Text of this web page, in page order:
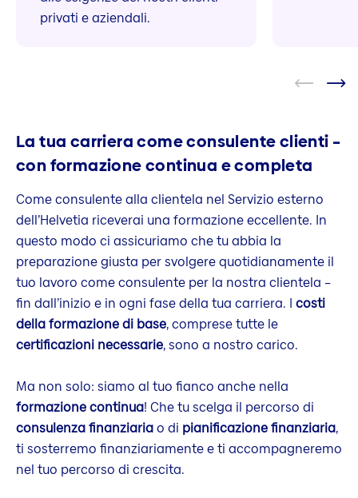
privati e aziendali.
La tua carriera come consulente clienti –
con formazione continua e completa
Come consulente alla clientela nel Servizio esterno
dell’Helvetia riceverai una formazione eccellente. In
questo modo ci assicuriamo che tu abbia la
preparazione giusta per svolgere quotidianamente il
tuo lavoro come consulente per la nostra clientela –
fin dall’inizio e in ogni fase della tua carriera. I costi
della formazione di base, comprese tutte le
certificazioni necessarie, sono a nostro carico.
Ma non solo: siamo al tuo fianco anche nella
formazione continua! Che tu scelga il percorso di
consulenza finanziariao di pianificazione finanziaria,
ti sosterremo finanziariamente e ti accompagneremo
nel tuo percorso di crescita.